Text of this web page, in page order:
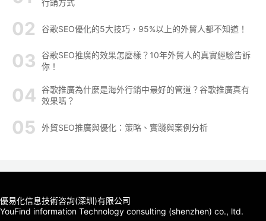
行銷方式
谷歌SEO優化的5大技巧，95%以上的外貿人都不知道！
谷歌SEO推廣的效果怎麼樣？10年外貿人的真實經驗告訴
你！
谷歌推廣為什麼是海外行銷中最好的管道？谷歌推廣真有
效果嗎？
外貿SEO推廣與優化：策略、實踐與案例分析
優易化信息技術咨詢(深圳)有限公司
YouFind information Technology consulting (shenzhen) co., ltd.